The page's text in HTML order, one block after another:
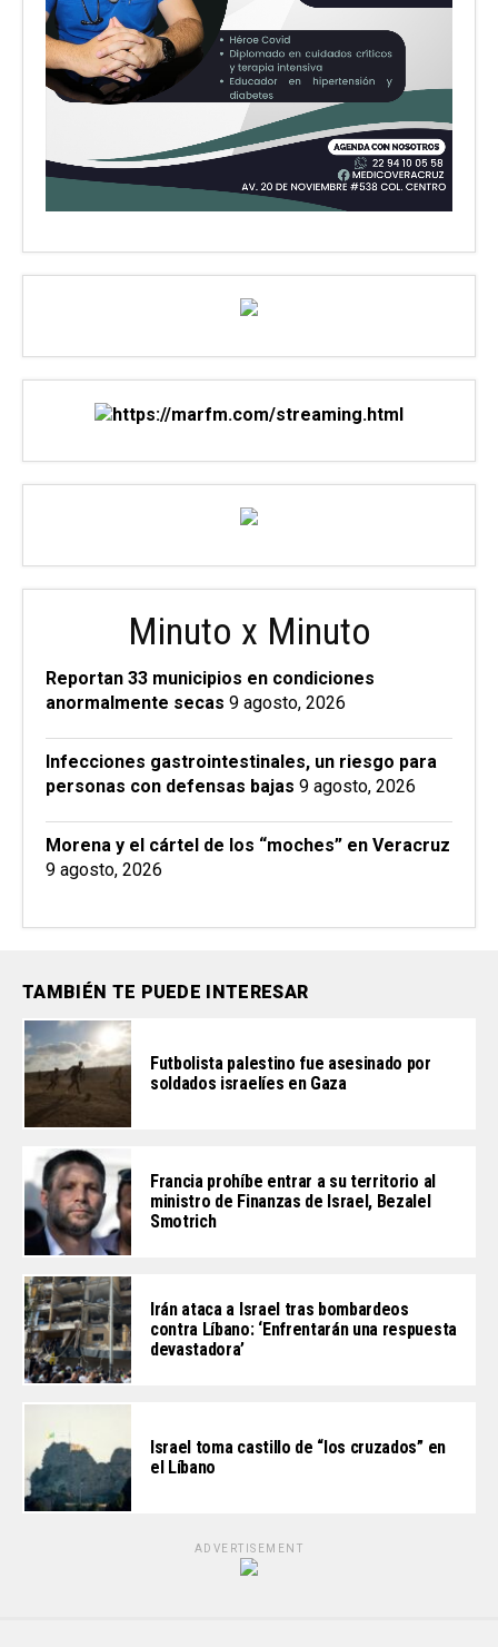
Minuto x Minuto
Reportan 33 municipios en condiciones
anormalmente secas 9 agosto, 2026
Infecciones gastrointestinales, un riesgo para
personas con defensas bajas 9 agosto, 2026
Morena y el cártel de los “moches” en Veracruz
9 agosto, 2026
TAMBIÉN TE PUEDE INTERESAR
Futbolista palestino fue asesinado por
soldados israelíes en Gaza
Francia prohíbe entrar a su territorio al
ministro de Finanzas de Israel, Bezalel
Smotrich
Irán ataca a Israel tras bombardeos
contra Líbano: ‘Enfrentarán una respuesta
devastadora’
Israel toma castillo de “los cruzados” en
el Líbano
ADVERTISEMENT